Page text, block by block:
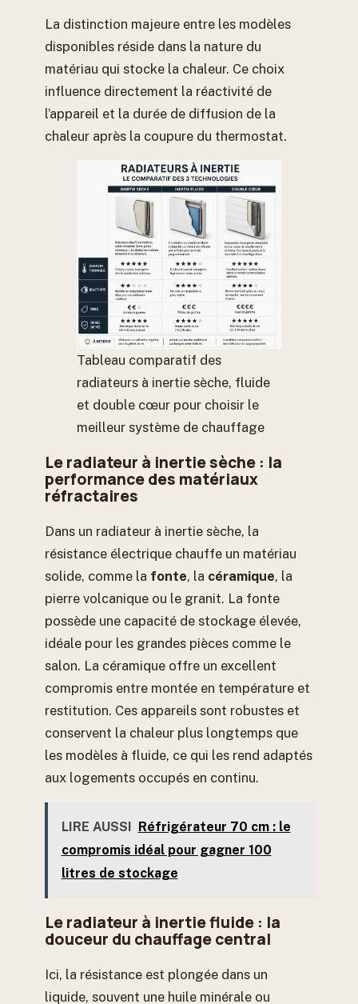
La distinction majeure entre les modèles
disponibles réside dans la nature du
matériau qui stocke la chaleur. Ce choix
influence directement la réactivité de
l’appareil et la durée de diffusion de la
chaleur après la coupure du thermostat.
Tableau comparatif des
radiateurs à inertie sèche, fluide
et double cœur pour choisir le
meilleur système de chauffage
Le radiateur à inertie sèche : la
performance des matériaux
réfractaires
Dans un radiateur à inertie sèche, la
résistance électrique chauffe un matériau
solide, comme la fonte, la céramique, la
pierre volcanique ou le granit. La fonte
possède une capacité de stockage élevée,
idéale pour les grandes pièces comme le
salon. La céramique offre un excellent
compromis entre montée en température et
restitution. Ces appareils sont robustes et
conservent la chaleur plus longtemps que
les modèles à fluide, ce qui les rend adaptés
aux logements occupés en continu.
LIRE AUSSI
Réfrigérateur 70 cm : le
compromis idéal pour gagner 100
litres de stockage
Le radiateur à inertie fluide : la
douceur du chauffage central
Ici, la résistance est plongée dans un
liquide, souvent une huile minérale ou